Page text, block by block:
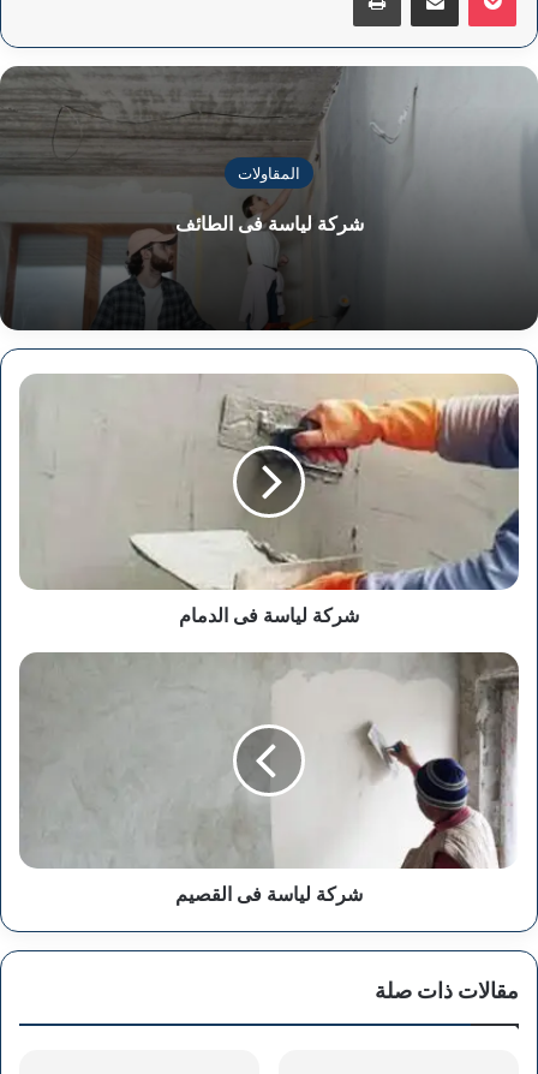
المقاولات
شركة لياسة فى الطائف
شركة
لياسة
فى
الدمام
شركة لياسة فى الدمام
شركة
لياسة
فى
القصيم
شركة لياسة فى القصيم
مقالات ذات صلة